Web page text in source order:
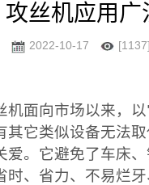
攻丝机应用广
2022-10-17 [1137]
面向市场以来，以
其它类似设备无法
爱。它避免了车床
时、省力、不易烂